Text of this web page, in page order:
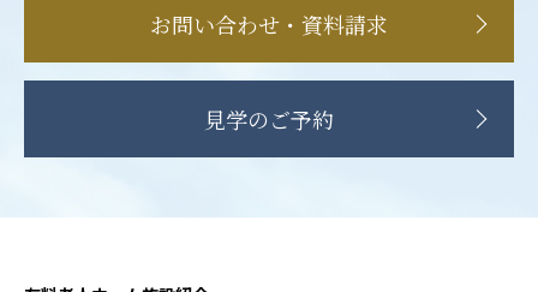
お問い合わせ・資料請求
見学のご予約